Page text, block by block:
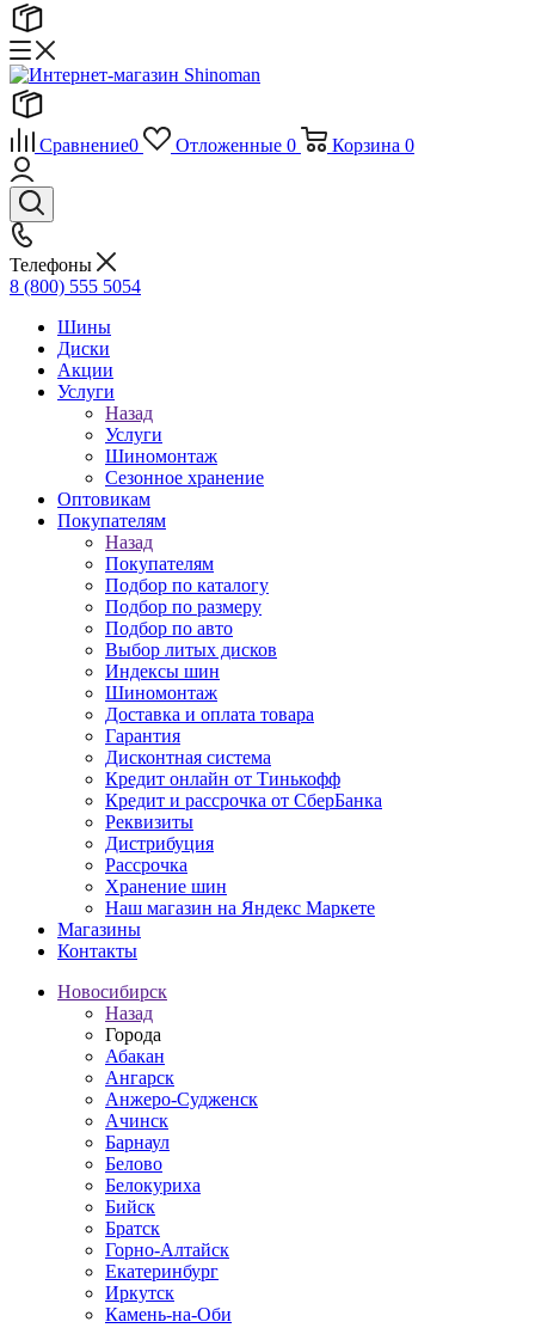
Сравнение0 Отложенные 0 Корзина 0
Телефоны
8 (800) 555 5054
Шины
Диски
Акции
Услуги
Назад
Услуги
Шиномонтаж
Сезонное хранение
Оптовикам
Покупателям
Назад
Покупателям
Подбор по каталогу
Подбор по размеру
Подбор по авто
Выбор литых дисков
Индексы шин
Шиномонтаж
Доставка и оплата товара
Гарантия
Дисконтная система
Кредит онлайн от Тинькофф
Кредит и рассрочка от СберБанка
Реквизиты
Дистрибуция
Рассрочка
Хранение шин
Наш магазин на Яндекс Маркете
Магазины
Контакты
Новосибирск
Назад
Города
Абакан
Ангарск
Анжеро-Судженск
Ачинск
Барнаул
Белово
Белокуриха
Бийск
Братск
Горно-Алтайск
Екатеринбург
Иркутск
Камень-на-Оби